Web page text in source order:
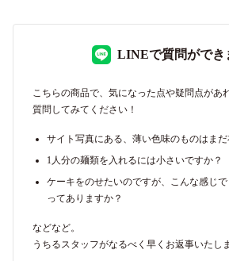
LINEで質問ができ
こちらの商品で、気になった点や疑問点があ
質問してみてください！
サイト写真にある、薄い色味のものはま
1人分の麺類を入れるには小さいですか？
ケーキをのせたいのですが、こんな感じ
ってありますか？
などなど。
うちるスタッフがなるべく早くお返事いたし